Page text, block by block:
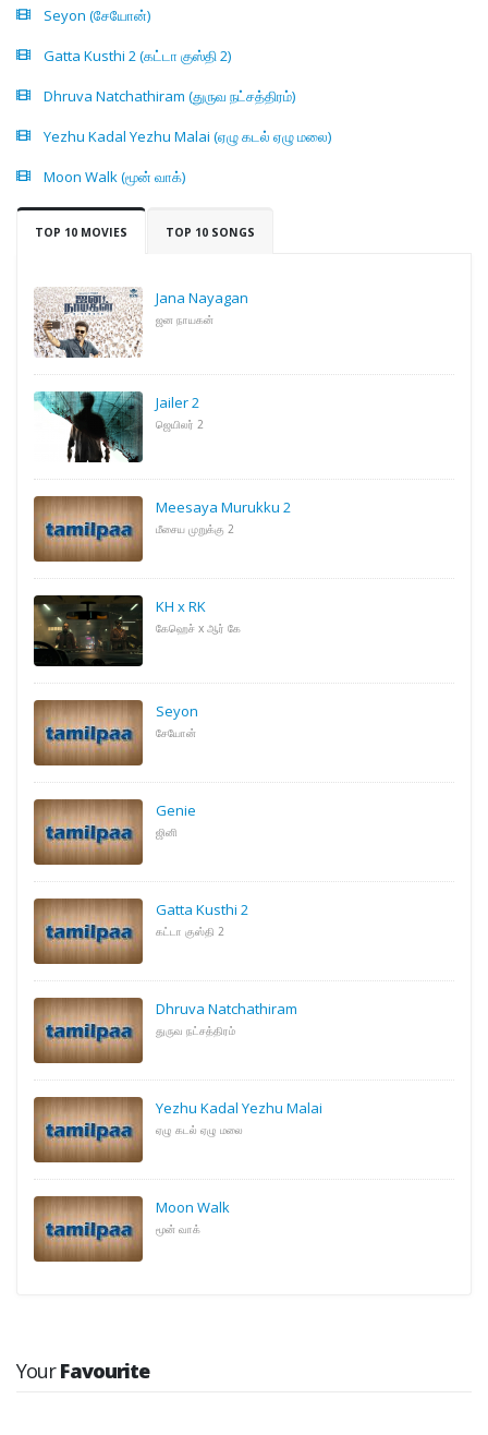
Seyon (சேயோன்)
Gatta Kusthi 2 (கட்டா குஸ்தி 2)
Dhruva Natchathiram (துருவ நட்சத்திரம்)
Yezhu Kadal Yezhu Malai (ஏழு கடல் ஏழு மலை)
Moon Walk (மூன் வாக்)
TOP 10 MOVIES TOP 10 SONGS
Jana Nayagan
ஜன நாயகன்
Jailer 2
ஜெயிலர் 2
Meesaya Murukku 2
மீசைய முறுக்கு 2
KH x RK
கேஹெச் x ஆர் கே
Seyon
சேயோன்
Genie
ஜினி
Gatta Kusthi 2
கட்டா குஸ்தி 2
Dhruva Natchathiram
துருவ நட்சத்திரம்
Yezhu Kadal Yezhu Malai
ஏழு கடல் ஏழு மலை
Moon Walk
மூன் வாக்
YourFavourite